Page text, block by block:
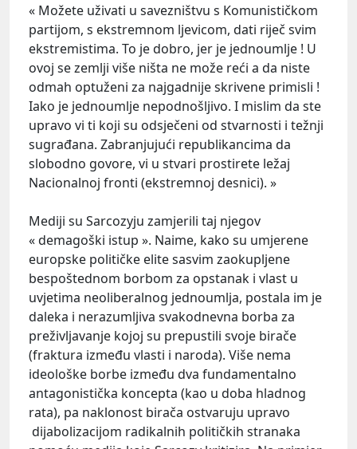
« Možete uživati u savezništvu s Komunističkom
partijom, s ekstremnom ljevicom, dati riječ svim
ekstremistima. To je dobro, jer je jednoumlje ! U
ovoj se zemlji više ništa ne može reći a da niste
odmah optuženi za najgadnije skrivene primisli !
Iako je jednoumlje nepodnošljivo. I mislim da ste
upravo vi ti koji su odsječeni od stvarnosti i težnji
sugrađana. Zabranjujući republikancima da
slobodno govore, vi u stvari prostirete ležaj
Nacionalnoj fronti (ekstremnoj desnici). »
Mediji su Sarcozyju zamjerili taj njegov
« demagoški istup ». Naime, kako su umjerene
europske političke elite sasvim zaokupljene
bespoštednom borbom za opstanak i vlast u
uvjetima neoliberalnog jednoumlja, postala im je
daleka i nerazumljiva svakodnevna borba za
preživljavanje kojoj su prepustili svoje birače
(fraktura između vlasti i naroda). Više nema
ideološke borbe između dva fundamentalno
antagonistička koncepta (kao u doba hladnog
rata), pa naklonost birača ostvaruju upravo
dijabolizacijom radikalnih političkih stranaka